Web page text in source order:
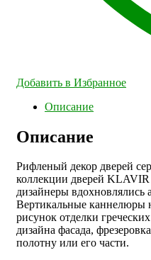
Добавить в Избранное
Описание
Описание
Рифленый декор дверей
коллекции дверей KLAVIR
дизайнеры вдохновлялись
Вертикальные каннелюры
рисунок отделки
дизайна фасада,
полотну или его части.